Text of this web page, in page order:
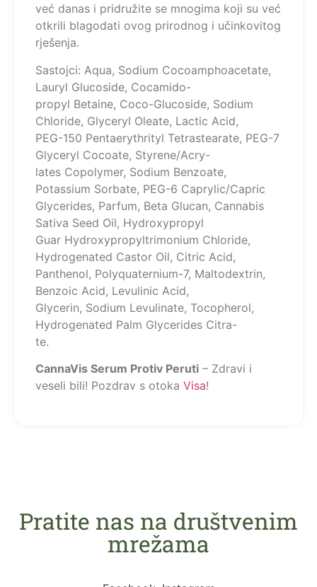
već danas i pridružite se mnogima koji su već
otkrili blagodati ovog prirodnog i učinkovitog
rješenja.
Sastojci: Aqua, Sodium Cocoamphoacetate,
Lauryl Glucoside, Cocamido-
propyl Betaine, Coco-Glucoside, Sodium
Chloride, Glyceryl Oleate, Lactic Acid,
PEG-150 Pentaerythrityl Tetrastearate, PEG-7
Glyceryl Cocoate, Styrene/Acry-
lates Copolymer, Sodium Benzoate,
Potassium Sorbate, PEG-6 Caprylic/Capric
Glycerides, Parfum, Beta Glucan, Cannabis
Sativa Seed Oil, Hydroxypropyl
Guar Hydroxypropyltrimonium Chloride,
Hydrogenated Castor Oil, Citric Acid,
Panthenol, Polyquaternium-7, Maltodextrin,
Benzoic Acid, Levulinic Acid,
Glycerin, Sodium Levulinate, Tocopherol,
Hydrogenated Palm Glycerides Citra-
te.
CannaVis Serum Protiv Peruti – Zdravi i
veseli bili! Pozdrav s otoka Visa!
Pratite nas na društvenim
mrežama